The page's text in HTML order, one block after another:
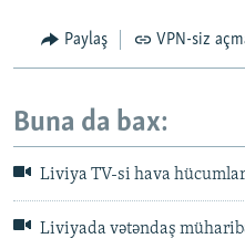
Paylaş VPN-siz
Buna da bax:
Liviya TV-si hava
Liviyada vətəndaş